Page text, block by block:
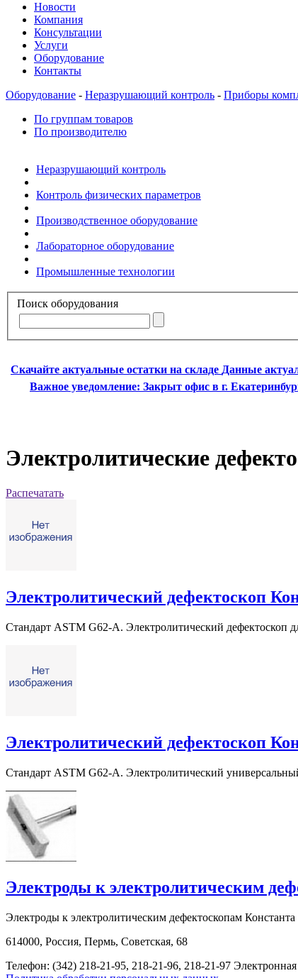
Новости
Компания
Консультации
Услуги
Оборудование
Контакты
Оборудование - Неразрушающий контроль - Приборы
По группам товаров
По производителю
Неразрушающий контроль
Контроль физических параметров
Производственное оборудование
Лабораторное оборудование
Промышленные технологии
Поиск оборудования
Скачайте актуальные остатки на складе Данные
Важное уведомление: Закрыт офис в г.
Электролитические
Распечатать
Электролитический дефектоскоп
Стандарт ASTM G62-А. Электролитический дефектоскоп
Электролитический дефектоскоп
Стандарт ASTM G62-А. Электролитический
Электроды к электролитическим
Электроды к электролитическим дефектоскопам Константа
614000, Россия, Пермь, Советская, 68
Телефон: (342) 218-21-95, 218-21-96, 218-21-97 Электронная